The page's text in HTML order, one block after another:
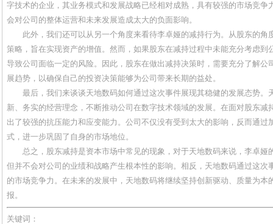
字技术的企业，其业务模式和发展战略已经相对成熟，具有较强的市场竞争
会对公司的整体运营和未来发展造成太大的负面影响。
此外，我们还可以从另一个角度来看待李卓娅的减持行为。从股东的角
策略，旨在实现资产的增值。然而，如果股东在减持过程中未能充分考虑到
导致公司面临一定的风险。因此，股东在做出减持决策时，需要充分了解公
展趋势，以确保自己的投资决策能够为公司带来长期的益处。
最后，我们来谈谈天地数码如何通过这次事件展现其稳健的发展态势。
新、务实的经营理念，不断推动公司在数字技术领域的发展。在面对股东减
出了较强的抗压能力和应变能力。公司不仅没有受到太大的影响，反而通过
式，进一步巩固了自身的市场地位。
总之，股东减持是资本市场中常见的现象，对于天地数码来说，李卓娅
但并不会对公司的业绩和战略产生根本性的影响。相反，天地数码通过这次
的市场竞争力。在未来的发展中，天地数码将继续坚持创新驱动、质量为本
报。
关键词：